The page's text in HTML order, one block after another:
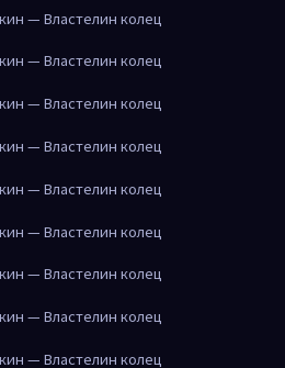
— Властелин колец
— Властелин колец
— Властелин колец
— Властелин колец
— Властелин колец
— Властелин колец
— Властелин колец
— Властелин колец
— Властелин колец